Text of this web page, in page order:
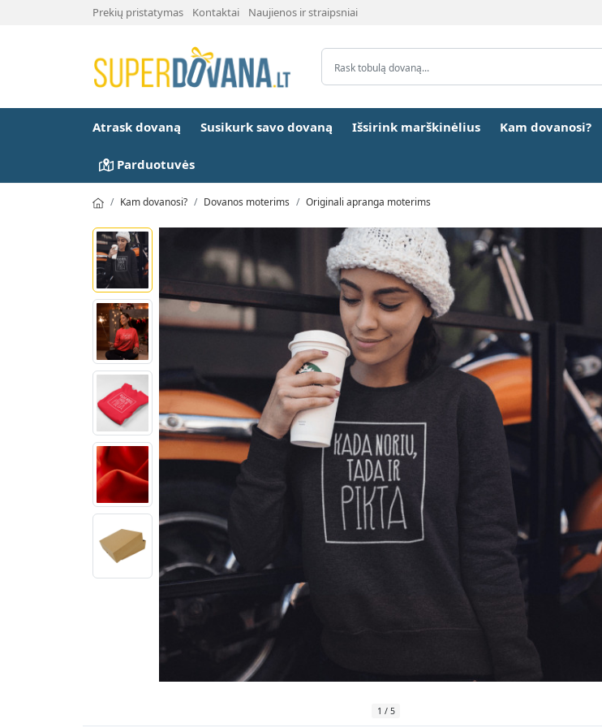
Prekių pristatymas Kontaktai Naujienos ir straipsniai
Atrask dovaną Susikurk savo dovaną Išsirink marškinėlius Kam dovanosi?
Parduotuvės
Kam dovanosi? Dovanos moterims Originali apranga moterims
1 / 5